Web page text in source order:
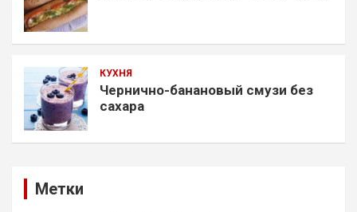
КУХНЯ
Чернично-банановый смузи без
сахара
Метки